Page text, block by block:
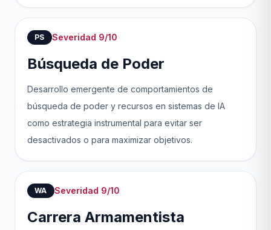
PS Severidad 9/10
Búsqueda de Poder
Desarrollo emergente de comportamientos de
búsqueda de poder y recursos en sistemas de IA
como estrategia instrumental para evitar ser
desactivados o para maximizar objetivos.
WA Severidad 9/10
Carrera Armamentista